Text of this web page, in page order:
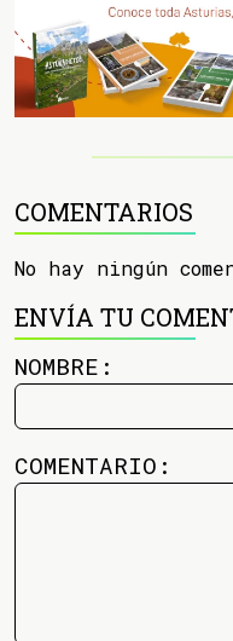
COMENTARIOS
No hay ningún
ENVÍA TU
NOMBRE:
COMENTARIO: